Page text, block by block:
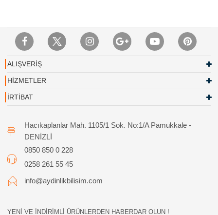
ALIŞVERİŞ
HİZMETLER
İRTİBAT
Hacıkaplanlar Mah. 1105/1 Sok. No:1/A Pamukkale -
DENİZLİ
0850 850 0 228
0258 261 55 45
info@aydinlikbilisim.com
YENİ VE İNDİRİMLİ ÜRÜNLERDEN HABERDAR OLUN !